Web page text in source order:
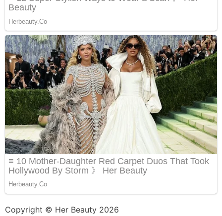
Copyright © Her Beauty 2026